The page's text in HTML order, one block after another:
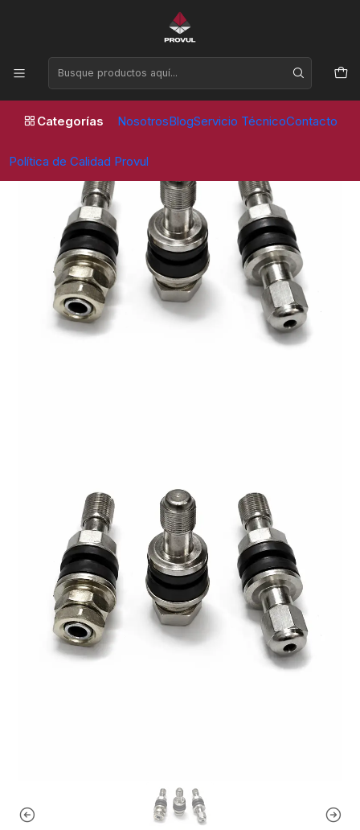
Categorías NosotrosBlogServicio TécnicoContacto
Política de Calidad Provul
Horario de atención Lunes a Viernes de 09:00 a 17:30 horas
Inicio Valvulas
VALVULA V 8 RECTA PERFIL BAJO MOTO – PACK 5 UNIDADES